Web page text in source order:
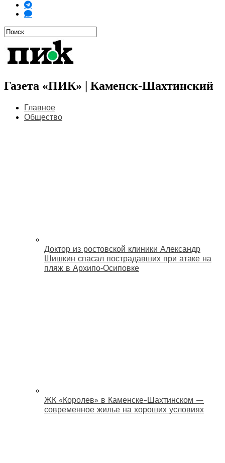
Газета «ПИК» | Каменск-Шахтинский
Главное
Общество
Доктор из ростовской клиники Александр
Шишкин спасал пострадавших при атаке на
пляж в Архипо‑Осиповке
ЖК «Королев» в Каменске-Шахтинском —
современное жилье на хороших условиях